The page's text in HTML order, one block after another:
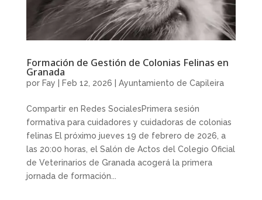
Formación de Gestión de Colonias Felinas en
Granada
por Fay | Feb 12, 2026 | Ayuntamiento de Capileira
Compartir en Redes SocialesPrimera sesión
formativa para cuidadores y cuidadoras de colonias
felinas El próximo jueves 19 de febrero de 2026, a
las 20:00 horas, el Salón de Actos del Colegio Oficial
de Veterinarios de Granada acogerá la primera
jornada de formación...